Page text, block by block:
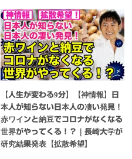
【人生が変わる9分】【神情報】日
本人が知らない日本人の凄い発見！
赤ワインと納豆でコロナがなくなる
世界がやってくる！？｜長崎大学が
研究結果発表【拡散希望】